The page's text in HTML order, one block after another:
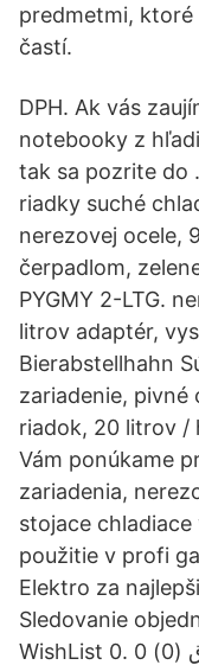
predmetmi,
častí.
DPH. Ak vás
notebooky z
tak sa pozrite do
riadky suché
nerezovej ocele,
čerpadlom,
PYGMY 2-LTG.
litrov adaptér,
Bierabstellhahn
zariadenie, pivné
riadok, 20 litrov /
Vám ponúkame
zariadenia,
stojace
použitie v profi
Elektro za
Sledovanie
WishList 0. عربة التسوق (0) 0 ks - 0,00€ Hľadať.